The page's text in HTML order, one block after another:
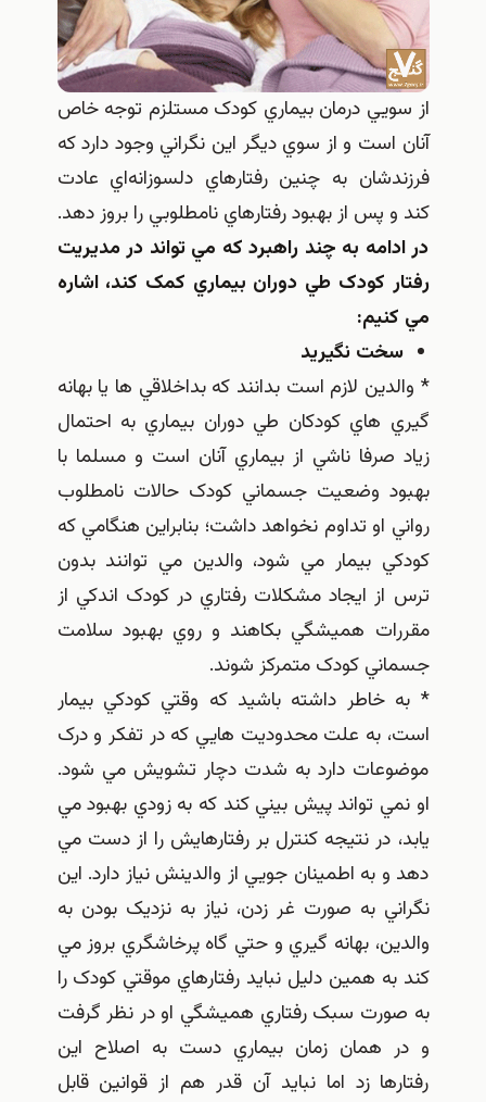
از سويي درمان بيماري کودک مستلزم توجه خاص
آنان است و از سوي ديگر اين نگراني وجود دارد که
فرزندشان به چنين رفتارهاي دلسوزانه‌اي عادت
کند و پس از بهبود رفتارهاي نامطلوبي را بروز دهد.
در ادامه به چند راهبرد که مي تواند در مديريت
رفتار کودک طي دوران بيماري کمک کند، اشاره
مي کنيم:
سخت نگيريد
* والدين لازم است بدانند که بداخلاقي ها يا بهانه
گيري هاي کودکان طي دوران بيماري به احتمال
زياد صرفا ناشي از بيماري آنان است و مسلما با
بهبود وضعيت جسماني کودک حالات نامطلوب
رواني او تداوم نخواهد داشت؛ بنابراين هنگامي که
کودکي بيمار مي شود، والدين مي توانند بدون
ترس از ايجاد مشکلات رفتاري در کودک اندکي از
مقررات هميشگي بکاهند و روي بهبود سلامت
جسماني کودک متمرکز شوند.
* به خاطر داشته باشيد که وقتي کودکي بيمار
است، به علت محدوديت هايي که در تفکر و درک
موضوعات دارد به شدت دچار تشويش مي شود.
او نمي تواند پيش بيني کند که به زودي بهبود مي
يابد، در نتيجه کنترل بر رفتارهايش را از دست مي
دهد و به اطمينان جويي از والدينش نياز دارد. اين
نگراني به صورت غر زدن، نياز به نزديک بودن به
والدين، بهانه گيري و حتي گاه پرخاشگري بروز مي
کند به همين دليل نبايد رفتارهاي موقتي کودک را
به صورت سبک رفتاري هميشگي او در نظر گرفت
و در همان زمان بيماري دست به اصلاح اين
رفتارها زد اما نبايد آن قدر هم از قوانين قابل